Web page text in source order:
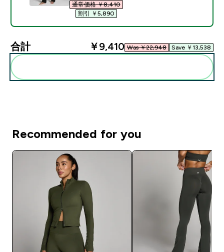
通常価格 ￥8,410‎
割引 ￥5,890‎
合計 ￥9,410‎ Was ￥22,948‎ Save ￥13,538‎
Recommended for you